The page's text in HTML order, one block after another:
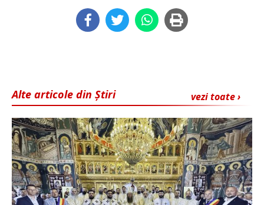
vezi toate ›
Alte articole din Știri